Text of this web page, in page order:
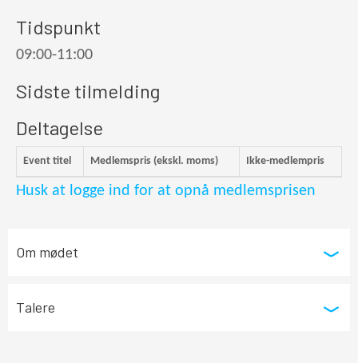
Tidspunkt
09:00-11:00
Sidste tilmelding
Deltagelse
Event titel Medlemspris (ekskl. moms) Ikke-medlempris
Husk at logge ind for at opnå medlemsprisen
Om mødet
Talere